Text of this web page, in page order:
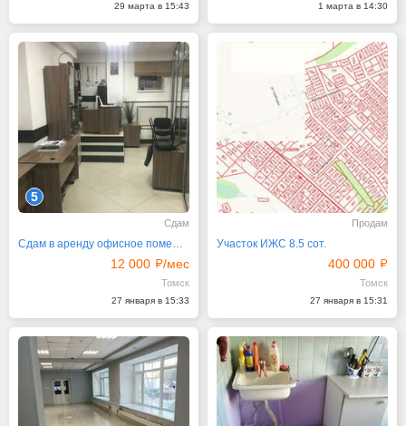
29 марта в 15:43 1 марта в 14:30
5
Сдам
Сдам в аренду офисное помещение в Советском районе
12 000 /мес
Томск
27 января в 15:33
Продам
Участок ИЖС 8.5 сот.
400 000
Томск
27 января в 15:31